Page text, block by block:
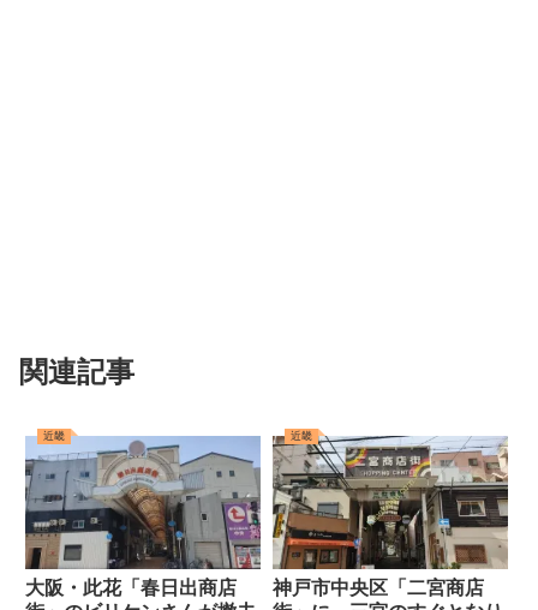
関連記事
近畿
大阪・此花「春日出商店
近畿
神戸市中央区「二宮商店